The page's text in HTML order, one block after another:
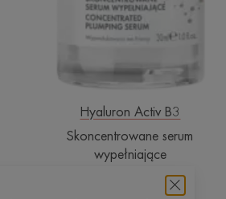
Hyaluron Activ B3
Skoncentrowane serum
wypełniające